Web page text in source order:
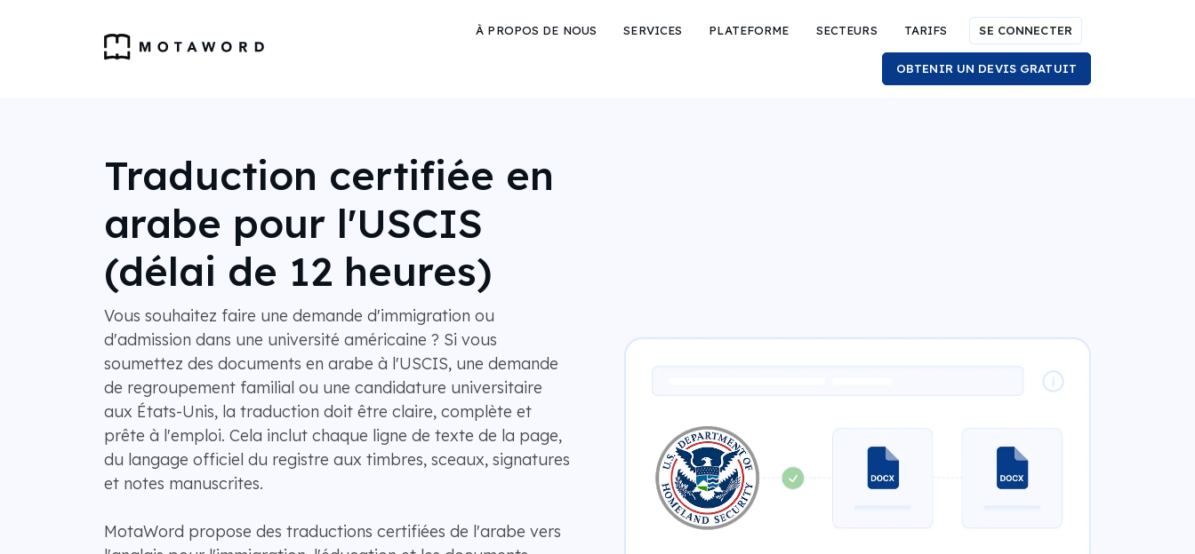
À PROPOS DE NOUS SERVICES PLATEFORME SECTEURS TARIFS SE CONNECTER
OBTENIR UN DEVIS GRATUIT
Traduction certifiée en
arabe pour l'USCIS
(délai de 12 heures)
Vous souhaitez faire une demande d'immigration ou
d'admission dans une université américaine ? Si vous
soumettez des documents en arabe à l'USCIS, une demande
de regroupement familial ou une candidature universitaire
aux États-Unis, la traduction doit être claire, complète et
prête à l'emploi. Cela inclut chaque ligne de texte de la page,
du langage officiel du registre aux timbres, sceaux, signatures
et notes manuscrites.
MotaWord propose des traductions certifiées de l'arabe vers